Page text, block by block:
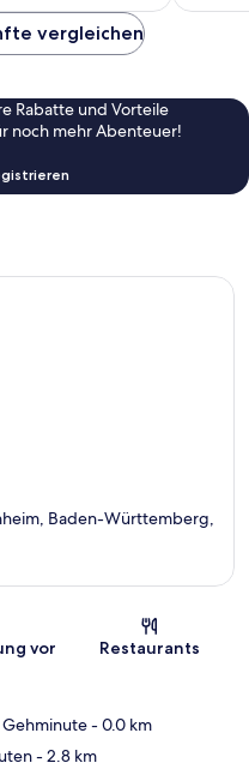
vergleichen
Rabatte und Vorteile
noch mehr Abenteuer!
Baden-Württemberg,
vor
Restaurants
Gehminute- 0.0 km
- 2.8 km